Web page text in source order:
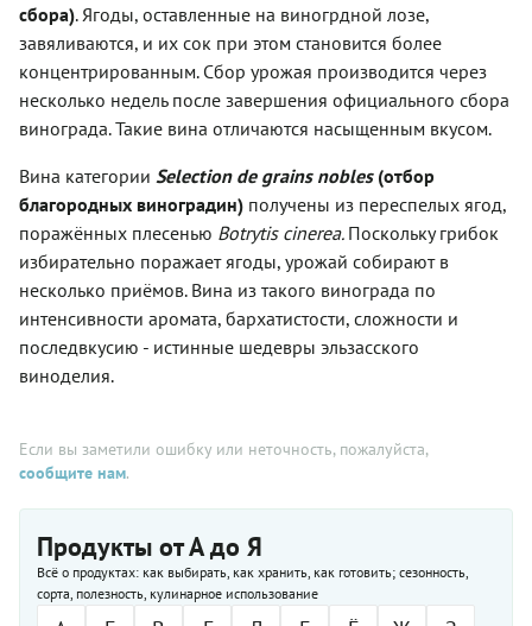
сбора). Ягоды, оставленные на виногрдной лозе,
завяливаются, и их сок при этом становится более
концентрированным. Сбор урожая производится через
несколько недель после завершения официального сбора
винограда. Такие вина отличаются насыщенным вкусом.
Вина категории Selection de grains nobles (отбор
благородных виноградин) получены из переспелых ягод,
поражённых плесенью Botrytis cinerea. Поскольку грибок
избирательно поражает ягоды, урожай собирают в
несколько приёмов. Вина из такого винограда по
интенсивности аромата, бархатистости, сложности и
последвкусию - истинные шедевры эльзасского
виноделия.
Если вы заметили ошибку или неточность, пожалуйста,
сообщите нам.
Продукты от А до Я
Всё о продуктах: как выбирать, как хранить, как готовить; сезонность,
сорта, полезность, кулинарное использование